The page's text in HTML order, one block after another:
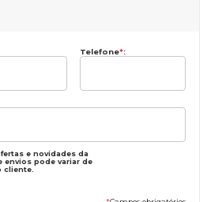
Telefone*:
e novidades da
envios pode variar de
cliente.